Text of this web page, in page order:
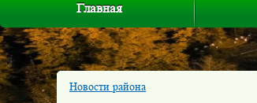
Главная
Новости района